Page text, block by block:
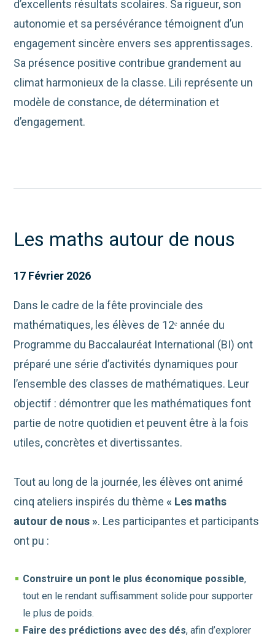
d’excellents résultats scolaires. Sa rigueur, son
autonomie et sa persévérance témoignent d’un
engagement sincère envers ses apprentissages.
Sa présence positive contribue grandement au
climat harmonieux de la classe. Lili représente un
modèle de constance, de détermination et
d’engagement.
Les maths autour de nous
17 Février 2026
Dans le cadre de la fête provinciale des
mathématiques, les élèves de 12ᵉ année du
Programme du Baccalauréat International (BI) ont
préparé une série d’activités dynamiques pour
l’ensemble des classes de mathématiques. Leur
objectif : démontrer que les mathématiques font
partie de notre quotidien et peuvent être à la fois
utiles, concrètes et divertissantes.
Tout au long de la journée, les élèves ont animé
cinq ateliers inspirés du thème« Les maths
autour de nous ». Les participantes et participants
ont pu :
Construire un pont le plus économique possible,
tout en le rendant suffisamment solide pour supporter
le plus de poids.
Faire des prédictions avec des dés, afin d’explorer